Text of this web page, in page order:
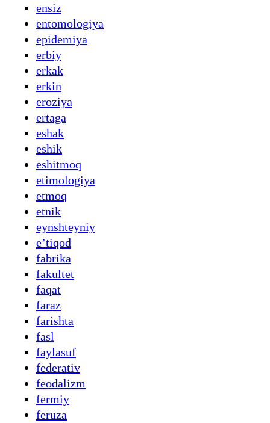
ensiz
entomologiya
epidemiya
erbiy
erkak
erkin
eroziya
ertaga
eshak
eshik
eshitmoq
etimologiya
etmoq
etnik
eynshteyniy
eʼtiqod
fabrika
fakultet
faqat
faraz
farishta
fasl
faylasuf
federativ
feodalizm
fermiy
feruza